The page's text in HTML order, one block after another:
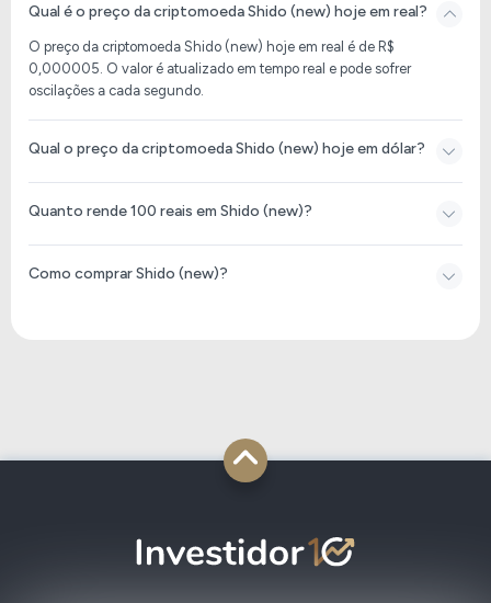
Qual é o preço da criptomoeda Shido (new) hoje em real?
O preço da criptomoeda Shido (new) hoje em real é de R$
0,000005 . O valor é atualizado em tempo real e pode sofrer
oscilações a cada segundo.
Qual o preço da criptomoeda Shido (new) hoje em dólar?
Quanto rende 100 reais em Shido (new)?
Como comprar Shido (new)?